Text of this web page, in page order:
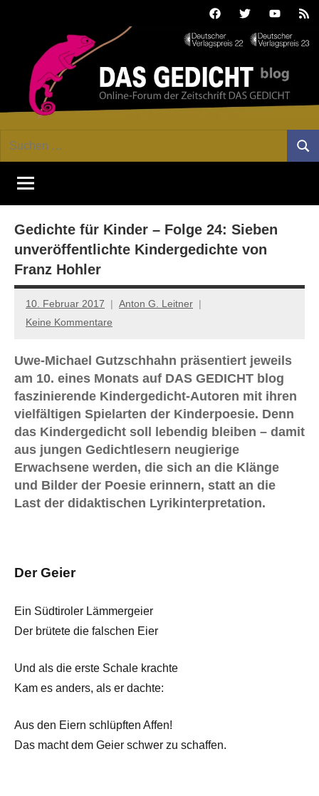
FacebookTwitterYoutube
GEDICHT
blog
Forum
von
DAS
Lyrik,
Essay
Suchen
Gedichte für Kinder – Folge 24: Sieben
unveröffentlichte Kindergedichte von
Franz Hohler
10. Februar 2017
Anton G. Leitner
Keine Kommentare
Uwe-Michael Gutzschhahn präsentiert jeweils
am 10. eines Monats auf DAS GEDICHT blog
faszinierende Kindergedicht-Autoren mit ihren
vielfältigen Spielarten der Kinderpoesie. Denn
das Kindergedicht soll lebendig bleiben – damit
aus jungen Gedichtlesern neugierige
Erwachsene werden, die sich an die Klänge
und Bilder der Poesie erinnern, statt an die
Last der didaktischen Lyrikinterpretation.
Der Geier
Ein Südtiroler Lämmergeier
Der brütete die falschen Eier
Und als die erste Schale krachte
Kam es anders, als er dachte:
Aus den Eiern schlüpften Affen!
Das macht dem Geier schwer zu schaffen.